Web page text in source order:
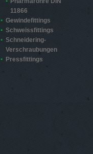
11866
Gewindefittings
Schweissfittings
Schneidering-
Verschraubungen
Pressfittings